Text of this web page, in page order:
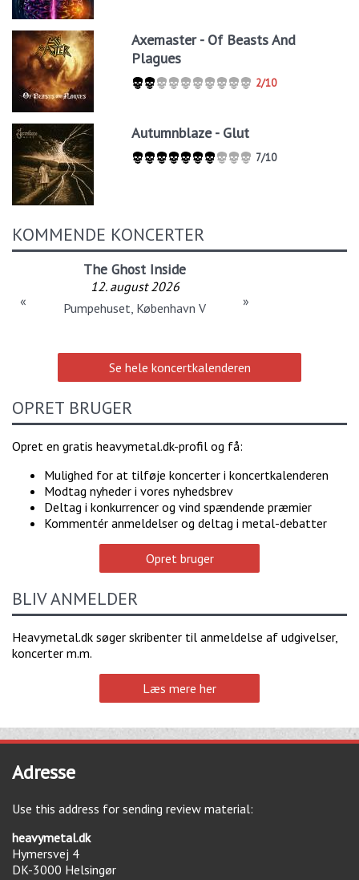
Axemaster - Of Beasts And
Plagues
2/10
Autumnblaze - Glut
7/10
KOMMENDE KONCERTER
The Ghost Inside
12. august 2026
Pumpehuset, København V
« »
Se hele koncertkalenderen
OPRET BRUGER
Opret en gratis heavymetal.dk-profil og få:
Mulighed for at tilføje koncerter i koncertkalenderen
Modtag nyheder i vores nyhedsbrev
Deltag i konkurrencer og vind spændende præmier
Kommentér anmeldelser og deltag i metal-debatter
Opret bruger
BLIV ANMELDER
Heavymetal.dk søger skribenter til anmeldelse af udgivelser,
koncerter m.m.
Læs mere her
Adresse
Use this address for sending review material:
heavymetal.dk
Hymersvej 4
DK-3000 Helsingør